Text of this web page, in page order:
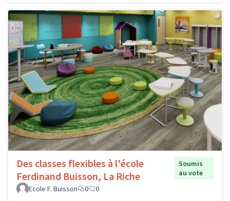
Des classes flexibles à l'école
Ferdinand Buisson, La Riche
Soumis
au vote
Ecole F. Buisson
0 0